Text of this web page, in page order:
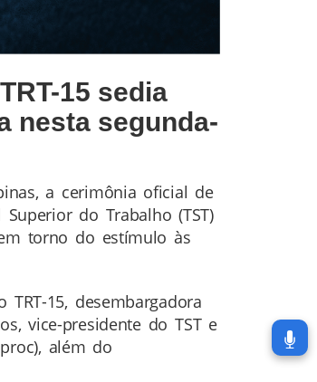
15 sedia
nesta segunda-
a cerimônia oficial de
do Trabalho (TST)
torno do estímulo às
15, desembargadora
vice-presidente do TST e
além do